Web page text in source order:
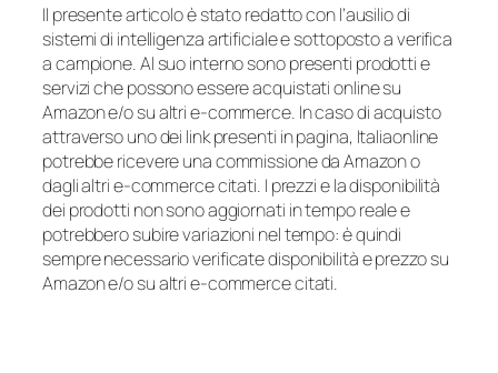
Il presente articolo è stato redatto con l’ausilio di
sistemi di intelligenza artificiale e sottoposto a verifica
a campione. Al suo interno sono presenti prodotti e
servizi che possono essere acquistati online su
Amazon e/o su altri e-commerce. In caso di acquisto
attraverso uno dei link presenti in pagina, Italiaonline
potrebbe ricevere una commissione da Amazon o
dagli altri e-commerce citati. I prezzi e la disponibilità
dei prodotti non sono aggiornati in tempo reale e
potrebbero subire variazioni nel tempo: è quindi
sempre necessario verificate disponibilità e prezzo su
Amazon e/o su altri e-commerce citati.